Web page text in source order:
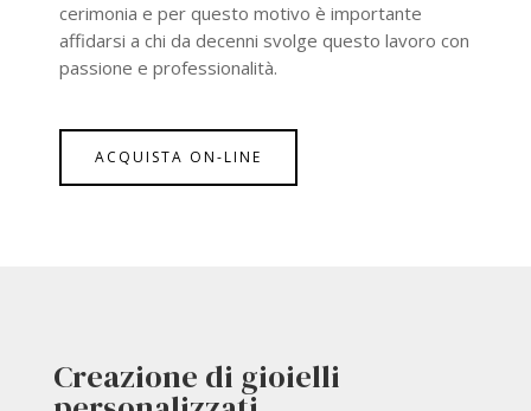
cerimonia e per questo motivo è importante
affidarsi a chi da decenni svolge questo lavoro con
passione e professionalità.
ACQUISTA ON-LINE
Creazione di gioielli